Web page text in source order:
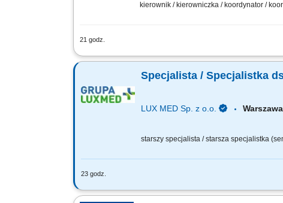
kierownik / kierowniczka / koordynator /
21 godz.
Zarządzanie pracą zespołu CERT i
Specjalista / Specjalistka
LUX MED Sp. z o.o.
starszy specjalista / starsza specjalistka
23 godz.
Twoją rolą będzie: Opracowywanie oraz